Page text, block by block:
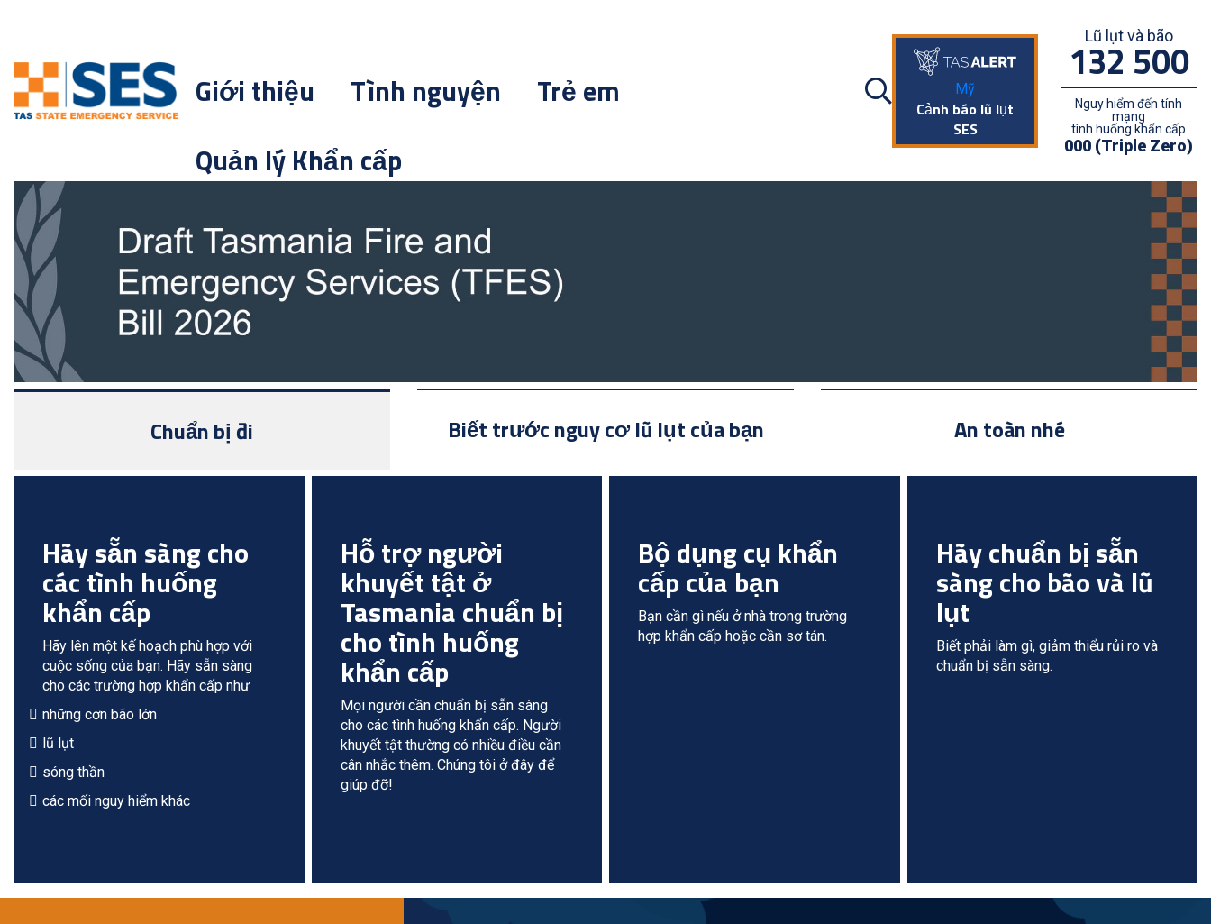
Giới thiệu Tình nguyện
Trẻ em
Quản lý Khẩn cấp
Mỹ
Cảnh báo lũ lụt
SES
Lũ lụt và bão
132 500
Nguy hiểm đến tính
mạng
tình huống khẩn cấp
000 (Triple Zero)
Chuẩn bị đi Biết trước nguy cơ lũ lụt của bạn An toàn nhé
Hãy sẵn sàng cho
các tình huống
khẩn cấp
Hãy lên một kế hoạch phù hợp với
cuộc sống của bạn. Hãy sẵn sàng
cho các trường hợp khẩn cấp như
những cơn bão lớn
lũ lụt
sóng thần
các mối nguy hiểm khác
Hỗ trợ người
khuyết tật ở
Tasmania chuẩn bị
cho tình huống
khẩn cấp
Mọi người cần chuẩn bị sẵn sàng
cho các tình huống khẩn cấp. Người
khuyết tật thường có nhiều điều cần
cân nhắc thêm. Chúng tôi ở đây để
giúp đỡ!
Bộ dụng cụ khẩn
cấp của bạn
Bạn cần gì nếu ở nhà trong trường
hợp khẩn cấp hoặc cần sơ tán.
Hãy chuẩn bị sẵn
sàng cho bão và lũ
lụt
Biết phải làm gì, giảm thiểu rủi ro và
chuẩn bị sẵn sàng.